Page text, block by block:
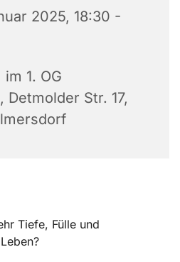
2025, 18:30 -
1. OG
Detmolder Str. 17,
Tiefe, Fülle und